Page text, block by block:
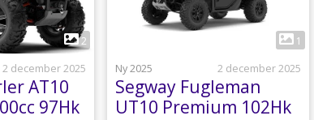
2
2 december 2025
AT10
97Hk
1
Ny 2025
2 december 2025
Segway Fugleman
UT10 Premium 102Hk